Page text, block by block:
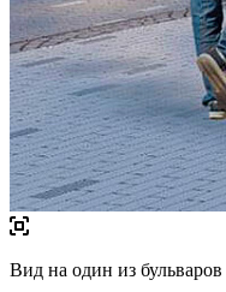
Вид на один из